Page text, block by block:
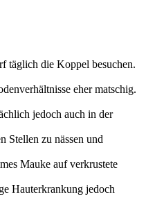
täglich die Koppel besuchen.
eher matschig.
jedoch auch in der
Stellen zu nässen und
Mauke auf verkrustete
Hauterkrankung jedoch